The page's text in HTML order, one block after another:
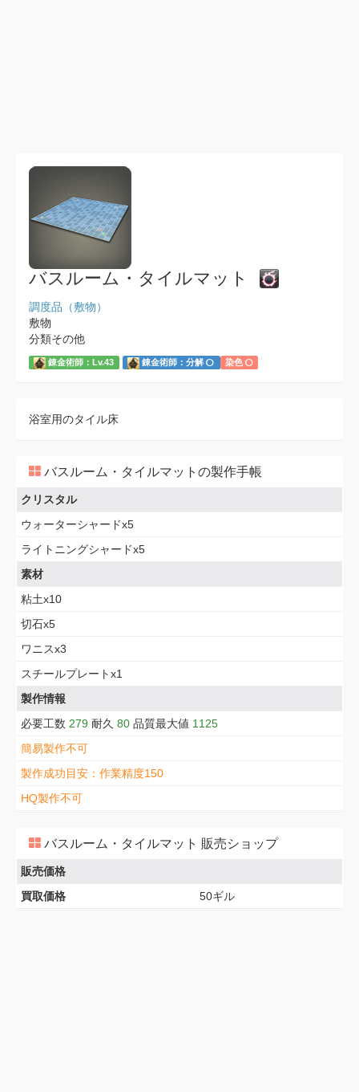
バスルーム・タイルマット
調度品（敷物）
敷物
分類その他
錬金術師：Lv.43 錬金術師：分解 染色
浴室用のタイル床
バスルーム・タイルマットの製作手帳
クリスタル
ウォーターシャードx5
ライトニングシャードx5
素材
粘土x10
切石x5
ワニスx3
スチールプレートx1
製作情報
必要工数 279 耐久 80 品質最大値 1125
簡易製作不可
製作成功目安：作業精度150
HQ製作不可
バスルーム・タイルマット 販売ショップ
販売価格
買取価格
50ギル